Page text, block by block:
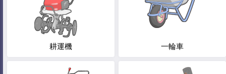
耕運機 一輪車